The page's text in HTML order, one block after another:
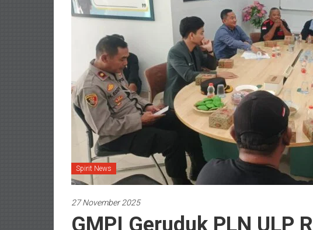
Spirit News
27 November 2025
GMPI Geruduk PLN ULP